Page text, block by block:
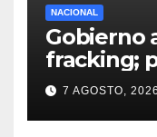
NACIONAL
Gobierno
fracking;
del agua
ciudadanas
7 AGOSTO, 2026